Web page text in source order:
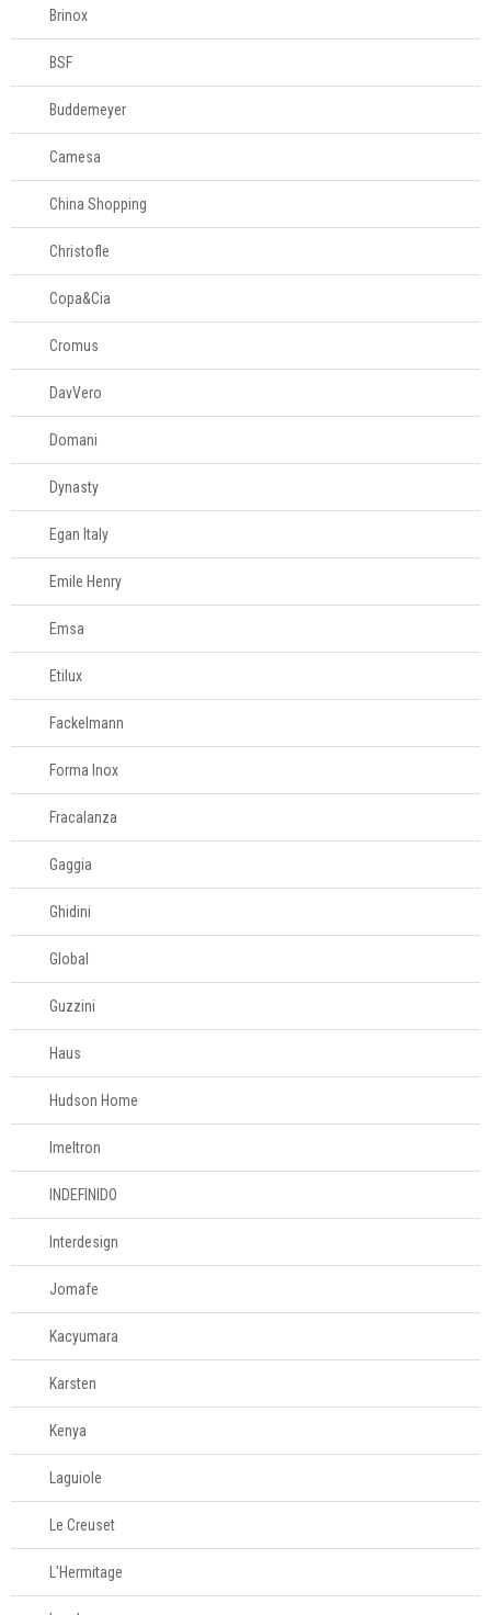
Brinox
BSF
Buddemeyer
Camesa
China Shopping
Christofle
Copa&Cia
Cromus
DavVero
Domani
Dynasty
Egan Italy
Emile Henry
Emsa
Etilux
Fackelmann
Forma Inox
Fracalanza
Gaggia
Ghidini
Global
Guzzini
Haus
Hudson Home
Imeltron
INDEFINIDO
Interdesign
Jomafe
Kacyumara
Karsten
Kenya
Laguiole
Le Creuset
L'Hermitage